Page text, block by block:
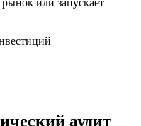
или запускает
аудит